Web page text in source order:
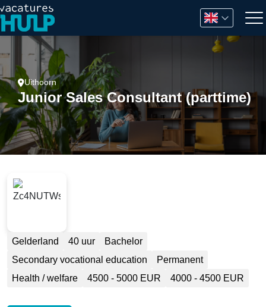
Uithoorn
Junior Sales Consultant (parttime)
Gelderland 40 uur
Bachelor
Secondary vocational education
Permanent
Health / welfare
4500 - 5000 EUR 4000 - 4500 EUR